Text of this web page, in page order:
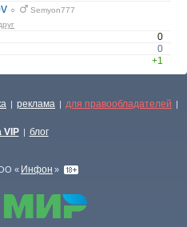
○
Semyon777
0
0
+1
| реклама | для правообладателей |
VIP | блог
« Инфон »